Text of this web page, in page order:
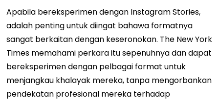
Apabila bereksperimen dengan Instagram Stories,
adalah penting untuk diingat bahawa formatnya
sangat berkaitan dengan keseronokan. The New York
Times memahami perkara itu sepenuhnya dan dapat
bereksperimen dengan pelbagai format untuk
menjangkau khalayak mereka, tanpa mengorbankan
pendekatan profesional mereka terhadap